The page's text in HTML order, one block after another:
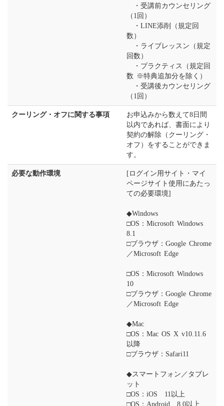
・受講前カウンセリング
（1回）
・LINE添削（規定回
数）
・ライブレッスン（規定
回数）
・プラクティス（規定回
数 ※特典追加分を除く）
・受講後カウンセリング
（1回）
クーリング・オフに関する事項
お申込みから数えて8日間
以内であれば、書面により
契約の解除（クーリング・
オフ）をすることができま
す。
必要な動作環境
[ログイン用サイト・マイ
ページサイト使用にあたっ
ての必要環境]
◆Windows
□OS：Microsoft Windows
8.1
□ブラウザ：Google Chrome
／Microsoft Edge
□OS：Microsoft Windows
10
□ブラウザ：Google Chrome
／Microsoft Edge
◆Mac
□OS：Mac OS X v10.11.6
以降
□ブラウザ：Safari11
◆スマートフォン／タブレ
ット
□OS：iOS 11以上
□OS：Android 8.0以上